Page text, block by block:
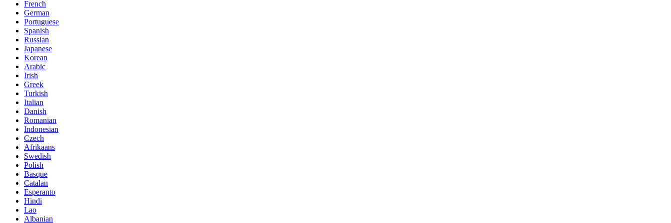
French
German
Portuguese
Spanish
Russian
Japanese
Korean
Arabic
Irish
Greek
Turkish
Italian
Danish
Romanian
Indonesian
Czech
Afrikaans
Swedish
Polish
Basque
Catalan
Esperanto
Hindi
Lao
Albanian